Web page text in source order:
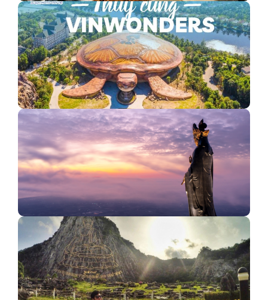
Giá vé cáp treo Sun World Fansipan Legend mới nhất
Review Thủy Cung VinWonders Phú Quốc
Sun World Ba Den Mountain - Vinh danh "Khu du lịch…